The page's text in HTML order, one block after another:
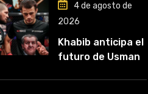
4 de agosto de
2026
Khabib anticipa el
futuro de Usman